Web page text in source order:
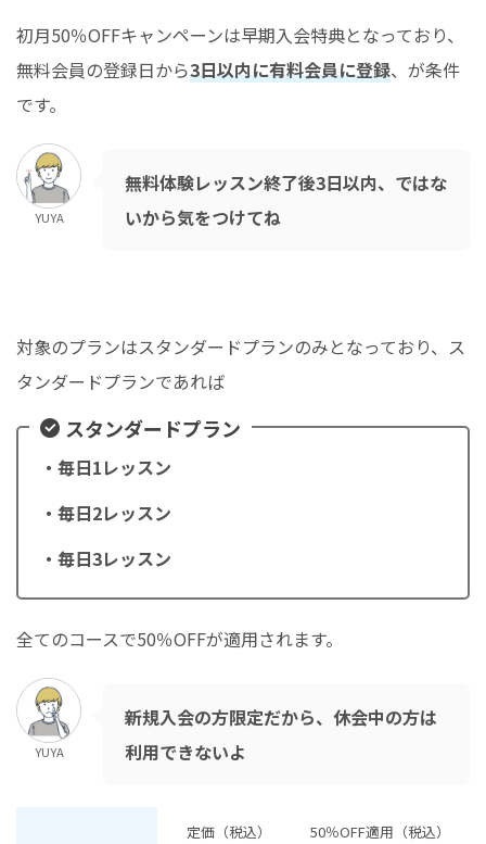
初月50％OFFキャンペーンは早期入会特典となっており、
無料会員の登録日から3日以内に有料会員に登録、が条件
です。
YUYA
無料体験レッスン終了後3日以内、ではな
いから気をつけてね
対象のプランはスタンダードプランのみとなっており、ス
タンダードプランであれば
スタンダードプラン
・毎日1レッスン
・毎日2レッスン
・毎日3レッスン
全てのコースで50％OFFが適用されます。
YUYA
新規入会の方限定だから、休会中の方は
利用できないよ
定価（税込） 50％OFF適用（税込）